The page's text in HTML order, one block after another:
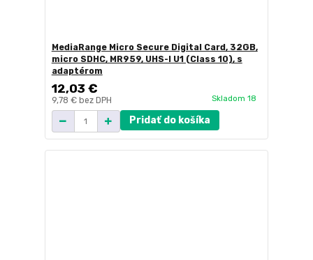
MediaRange Micro Secure Digital Card, 32GB,
micro SDHC, MR959, UHS-I U1 (Class 10), s
adaptérom
12,03 €
9,78 € bez DPH Skladom 18
Pridať do košíka